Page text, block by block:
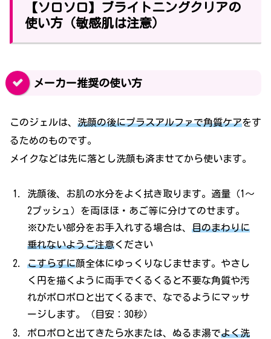
【ソロソロ】ブライトニングクリアの
使い方（敏感肌は注意）
メーカー推奨の使い方
このジェルは、 洗顔の後にプラスアルファで角質ケアをす
るためのものです。
メイクなどは先に落とし洗顔も済ませてから使います。
洗顔後、お肌の水分をよく拭き取ります。適量（1～
2プッシュ）を両ほほ・あご等に分けてのせます。
※ひたい部分をお手入れする場合は、目のまわりに
垂れないようご注意ください
こすらずに顔全体にゆっくりなじませます。やさし
く円を描くように両手でくるくると不要な角質や汚
れがポロポロと出てくるまで、なでるようにマッサ
ージします。（目安：30秒）
ポロポロと出てきたら水または、ぬるま湯でよく洗